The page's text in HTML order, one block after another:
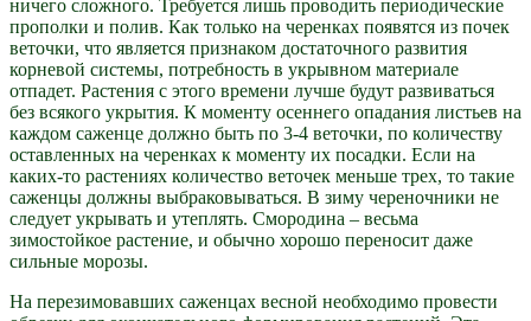
ничего сложного. Требуется лишь проводить периодические
прополки и полив. Как только на черенках появятся из почек
веточки, что является признаком достаточного развития
корневой системы, потребность в укрывном материале
отпадет. Растения с этого времени лучше будут развиваться
без всякого укрытия. К моменту осеннего опадания листьев на
каждом саженце должно быть по 3-4 веточки, по количеству
оставленных на черенках к моменту их посадки. Если на
каких-то растениях количество веточек меньше трех, то такие
саженцы должны выбраковываться. В зиму череночники не
следует укрывать и утеплять. Смородина – весьма
зимостойкое растение, и обычно хорошо переносит даже
сильные морозы.
На перезимовавших саженцах весной необходимо провести